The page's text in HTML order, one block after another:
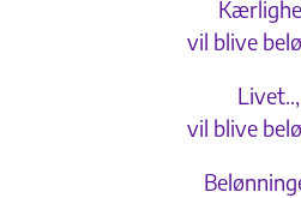
vil blive
Livet..,
vil blive